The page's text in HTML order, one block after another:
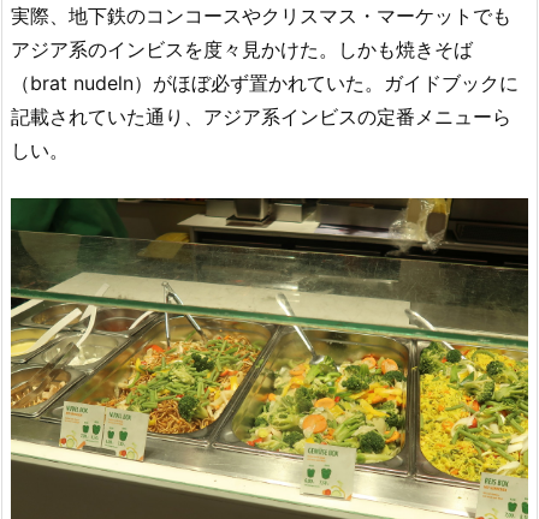
実際、地下鉄のコンコースやクリスマス・マーケットでも
アジア系のインビスを度々見かけた。しかも焼きそば
（brat nudeln）がほぼ必ず置かれていた。ガイドブックに
記載されていた通り、アジア系インビスの定番メニューら
しい。